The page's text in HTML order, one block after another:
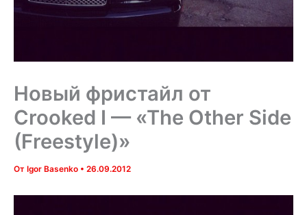
Новый фристайл от
Crooked I — «The Other Side
(Freestyle)»
От Igor Basenko • 26.09.2012